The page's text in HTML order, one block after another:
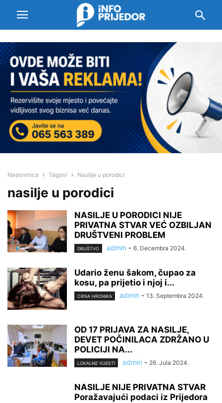
Naslovnica Tagovi Nasilje u porodici
nasilje u porodici
NASILJE U PORODICI NIJE
PRIVATNA STVAR VEĆ OZBILJAN
DRUŠTVENI PROBLEM
DRUŠTVO admin - 6. Decembra 2024.
Udario ženu šakom, čupao za
kosu, pa prijetio i njoj i...
CRNA HRONIKA admin - 13. Septembra 2024.
OD 17 PRIJAVA ZA NASILJE,
DEVET POČINILACA ZDRŽANO U
POLICIJI NA...
LOKALNE VIJESTI admin - 26. Jula 2024.
NASILJE NIJE PRIVATNA STVAR
Poražavajući podaci iz Prijedora